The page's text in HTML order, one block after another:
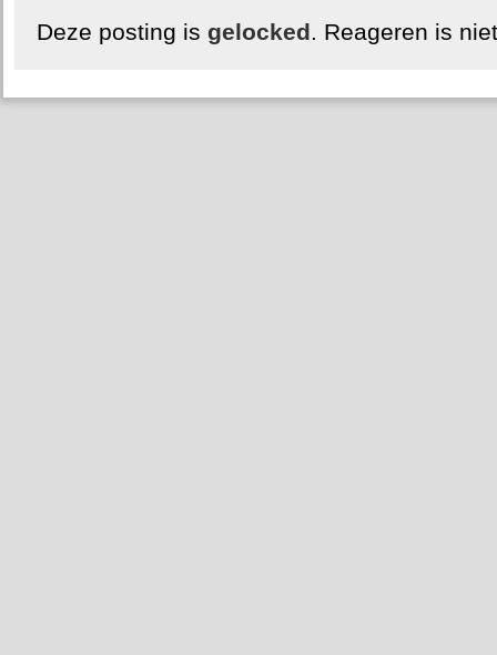
Deze posting is gelocked. Reageren is